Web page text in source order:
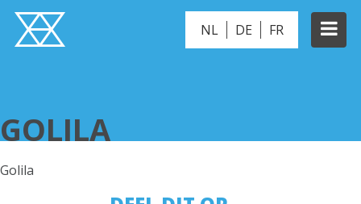
NL DE FR
GOLILA
Golila